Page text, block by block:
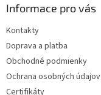
Informace pro vás
Kontakty
Doprava a platba
Obchodné podmienky
Ochrana osobných údajov
Certifikáty